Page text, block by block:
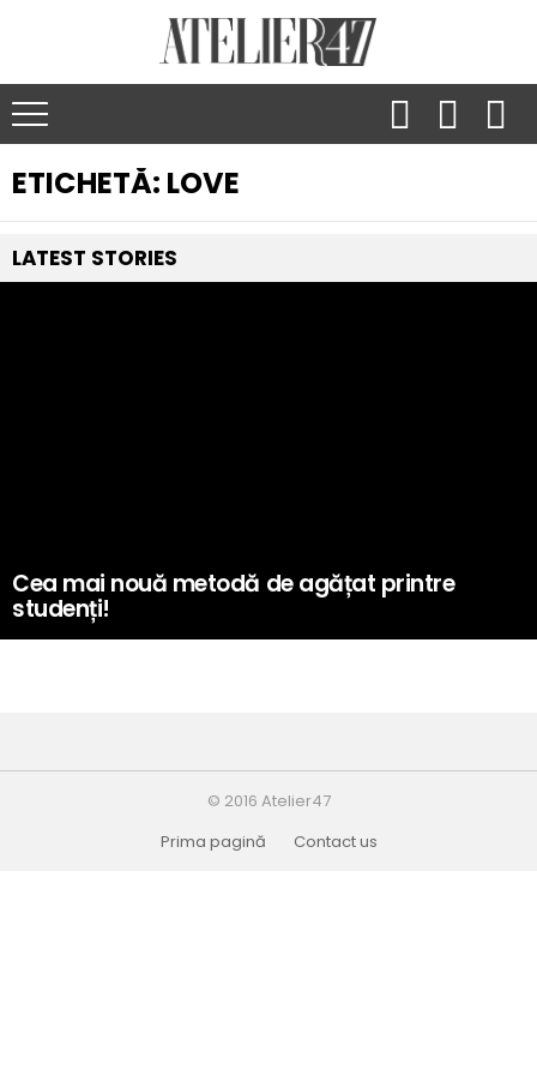
ETICHETĂ: LOVE
LATEST STORIES
Cea mai nouă metodă de agățat printre
studenți!
© 2016 Atelier47
Prima pagină
Contact us